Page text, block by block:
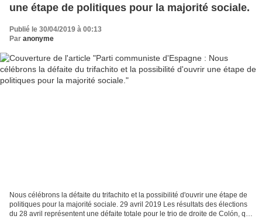
une étape de politiques pour la majorité sociale.
Publié le 30/04/2019 à 00:13
Par anonyme
Nous célébrons la défaite du trifachito et la possibilité d'ouvrir une étape de
politiques pour la majorité sociale. 29 avril 2019 Les résultats des élections
du 28 avril représentent une défaite totale pour le trio de droite de Colón, qui